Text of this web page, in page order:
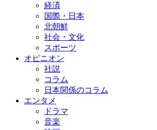
経済
国際・日本
北朝鮮
社会・文化
スポーツ
オピニオン
社説
コラム
日本関係のコラム
エンタメ
ドラマ
音楽